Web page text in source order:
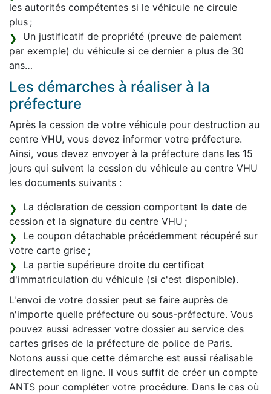
les autorités compétentes si le véhicule ne circule
plus ;
Un justificatif de propriété (preuve de paiement
par exemple) du véhicule si ce dernier a plus de 30
ans…
Les démarches à réaliser à la
préfecture
Après la cession de votre véhicule pour destruction au
centre VHU, vous devez informer votre préfecture.
Ainsi, vous devez envoyer à la préfecture dans les 15
jours qui suivent la cession du véhicule au centre VHU
les documents suivants :
La déclaration de cession comportant la date de
cession et la signature du centre VHU ;
Le coupon détachable précédemment récupéré sur
votre carte grise ;
La partie supérieure droite du certificat
d'immatriculation du véhicule (si c'est disponible).
L'envoi de votre dossier peut se faire auprès de
n'importe quelle préfecture ou sous-préfecture. Vous
pouvez aussi adresser votre dossier au service des
cartes grises de la préfecture de police de Paris.
Notons aussi que cette démarche est aussi réalisable
directement en ligne. Il vous suffit de créer un compte
ANTS pour compléter votre procédure. Dans le cas où